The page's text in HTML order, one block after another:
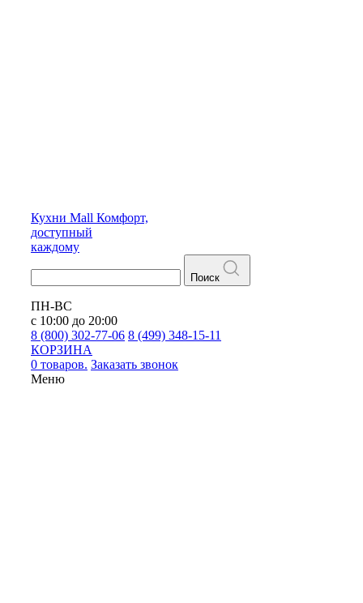
Кухни Mall Комфорт,
доступный
каждому
Поиск
ПН-ВС
с 10:00 до 20:00
8 (800) 302-77-06 8 (499) 348-15-11
КОРЗИНА
0 товаров. Заказать звонок
Меню